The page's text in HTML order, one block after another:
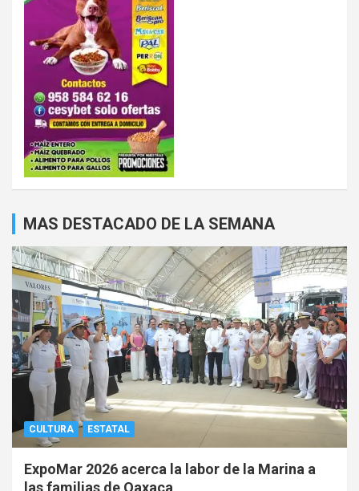
MAS DESTACADO DE LA SEMANA
CULTURA ESTATAL
ExpoMar 2026 acerca la labor de la Marina a
las familias de Oaxaca